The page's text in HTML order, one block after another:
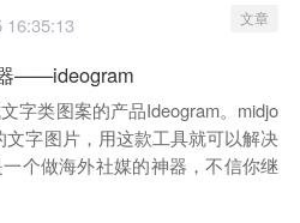
16:35:13 文章
——ideogram
字类图案的产品Ideogram。midjo
字图片，用这款工具就可以解决
个做海外社媒的神器，不信你继